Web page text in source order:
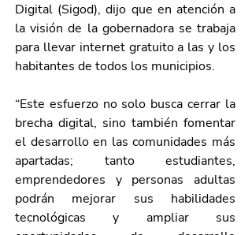
Digital (Sigod), dijo que en atención a
la visión de la gobernadora se trabaja
para llevar internet gratuito a las y los
habitantes de todos los municipios.
“Este esfuerzo no solo busca cerrar la
brecha digital, sino también fomentar
el desarrollo en las comunidades más
apartadas; tanto estudiantes,
emprendedores y personas adultas
podrán mejorar sus habilidades
tecnológicas y ampliar sus